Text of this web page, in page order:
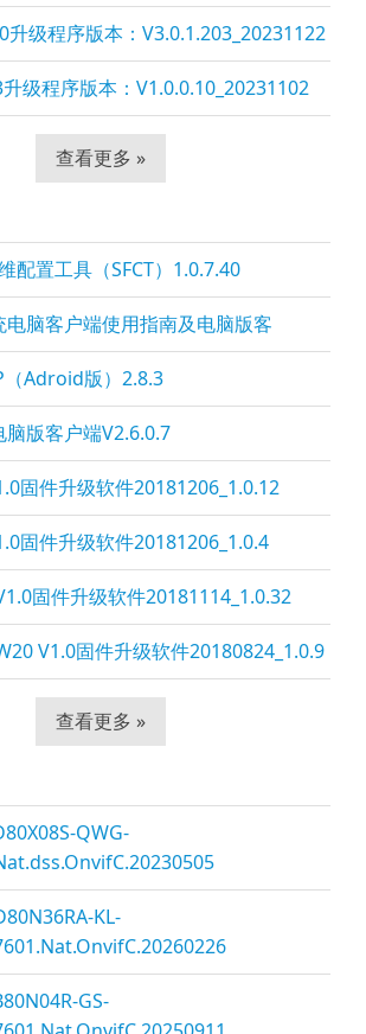
升级程序版本：V3.0.1.203_20231122
级程序版本：V1.0.0.10_20231102
查看更多 »
配置工具（SFCT）1.0.7.40
脑客户端使用指南及电脑版客
（Adroid版）2.8.3
版客户端V2.6.0.7
固件升级软件20181206_1.0.12
固件升级软件20181206_1.0.4
固件升级软件20181114_1.0.32
V1.0固件升级软件20180824_1.0.9
查看更多 »
QWG-
KL-
GS-